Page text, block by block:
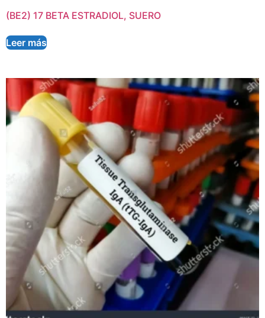
(BE2) 17 BETA ESTRADIOL, SUERO
Leer más